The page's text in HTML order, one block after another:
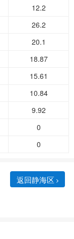
12.2
26.2
20.1
18.87
15.61
10.84
9.92
0
0
返回静海区